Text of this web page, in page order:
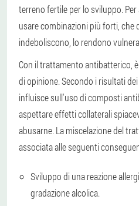
terreno fertile per lo sviluppo.
usare combinazioni più forti, che
indeboliscono, lo rendono
Con il trattamento antibatterico,
di opinione. Secondo i risultati
influisce sull'uso di composti
aspettare effetti collaterali
abusarne. La miscelazione del
associata alle seguenti
Sviluppo di una reazione
gradazione alcolica.